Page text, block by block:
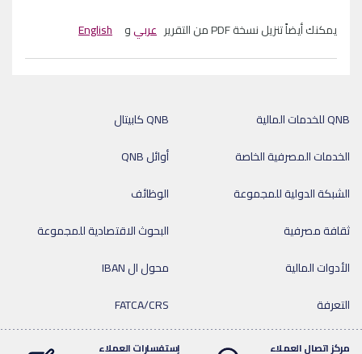
يمكنك أيضاً تنزيل نسخة PDF من التقرير
عربيو English
QNB كابيتال
QNB للخدمات المالية
أوائل QNB
الخدمات المصرفية الخاصة
الوظائف
الشبكة الدولية للمجموعة
البحوث الاقتصادية للمجموعة
ثقافة مصرفية
محول ال IBAN
الأدوات المالية
FATCA/CRS
التعرفة
مركز اتصال العملاء إستفسارات العملاء